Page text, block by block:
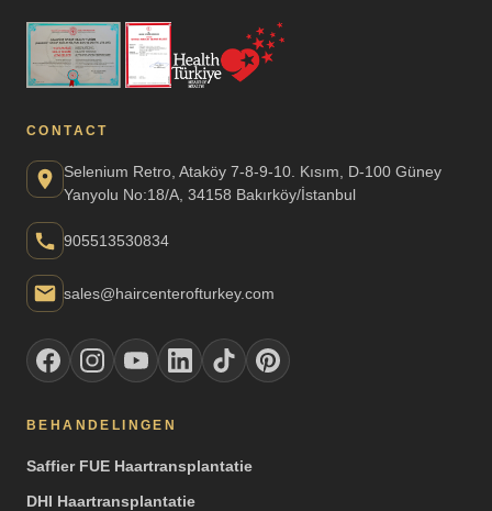
CONTACT
Selenium Retro, Ataköy 7-8-9-10. Kısım, D-100 Güney
Yanyolu No:18/A, 34158 Bakırköy/İstanbul
905513530834
sales@haircenterofturkey.com
BEHANDELINGEN
Saffier FUE Haartransplantatie
DHI Haartransplantatie